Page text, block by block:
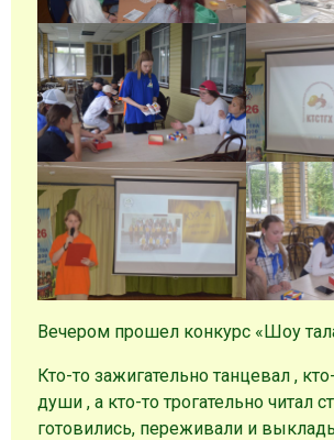
Вечером прошел конкурс «Шоу
Кто-то зажигательно танцевал ,
души , а кто-то трогательно читал
готовились, переживали и